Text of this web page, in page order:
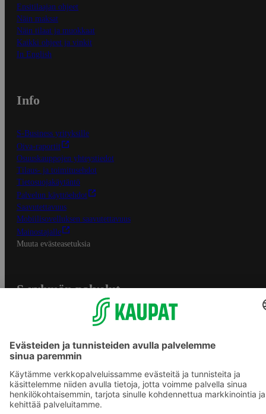
Ensitilaajan ohjeet
Näin maksat
Näin tilaat ja muokkaat
Kaikki ohjeet ja vinkit
In English
Info
S-Business yrityksille
Oiva-raportit
Osuuskauppojen yhteystiedot
Tilaus- ja toimitusehdot
Tietosuojakäytäntö
Palvelun käyttöehdot
Saavutettavuus
Mobiilisovelluksen saavutettavuus
Mainostajalle
Muuta evästeasetuksia
S-ryhmän palvelut
Yhteishyvä Ruoka -sovellus
S-ostoslista -sovellus
Prisma.fi
Sokos.fi
S-Pankki